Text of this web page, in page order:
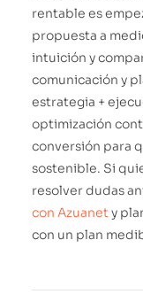
rentable es
propuesta a
intuición y
comunicación y
estrategia +
optimización
conversión para
sostenible. Si
resolver dudas
con Azuanety
con un plan